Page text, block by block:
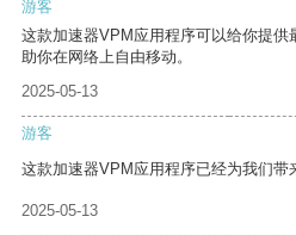
游客
这款加速器VPM应用程序可以给你提
助你在网络上自由移动。
2025-05-13
游客
这款加速器VPM应用程序已经为我们带
2025-05-13